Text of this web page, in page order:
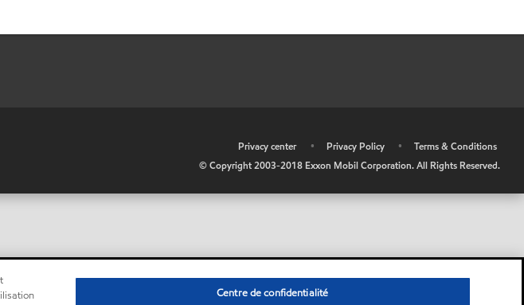
Privacy center • Privacy Policy •
Terms & Conditions
© Copyright 2003-2018 Exxon Mobil Corporation. All Rights Reserved.
Centre de confidentialité